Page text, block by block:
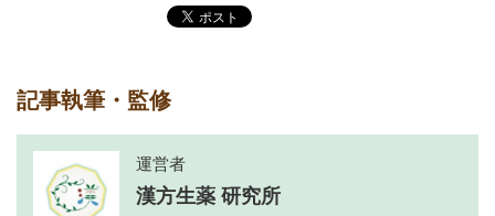
記事執筆・監修
運営者
漢方生薬 研究所